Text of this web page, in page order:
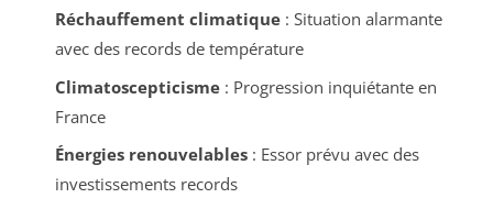
Réchauffement climatique: Situation alarmante
avec des records de température
Climatoscepticisme: Progression inquiétante en
France
Énergies renouvelables: Essor prévu avec des
investissements records